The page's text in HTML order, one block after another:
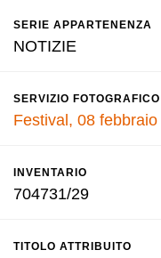
SERIE APPARTENENZA
NOTIZIE
SERVIZIO FOTOGRAFICO
Festival, 08
INVENTARIO
704731/29
TITOLO ATTRIBUITO